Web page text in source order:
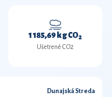
1 185,69 kg CO2
Ušetrené CO2
Dunajská Streda